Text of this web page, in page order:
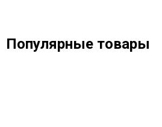
Популярные товары